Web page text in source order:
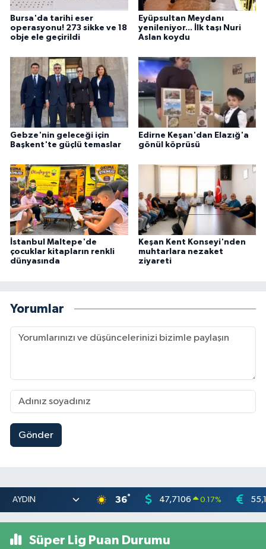
Bursa'da tarihi eser
operasyonu! 273 sikke ve 18
obje ele geçirildi
Eyüpsultan Meydanı
yenileniyor... İlk taşı Nuri
Aslan koydu
Gebze'nin geleceği için
Başkent'te güçlü temaslar
Edirne Keşan'dan Elazığ'a
gönül köprüsü
İstanbul Maltepe'de
çocuklar kitapların renkli
dünyasında
Keşan Kent Konseyi'nden
muhtarlara nezaket
ziyareti
Yorumlar
Gönder
36° 47,7106 0.17%
Süper Lig Puan Durumu